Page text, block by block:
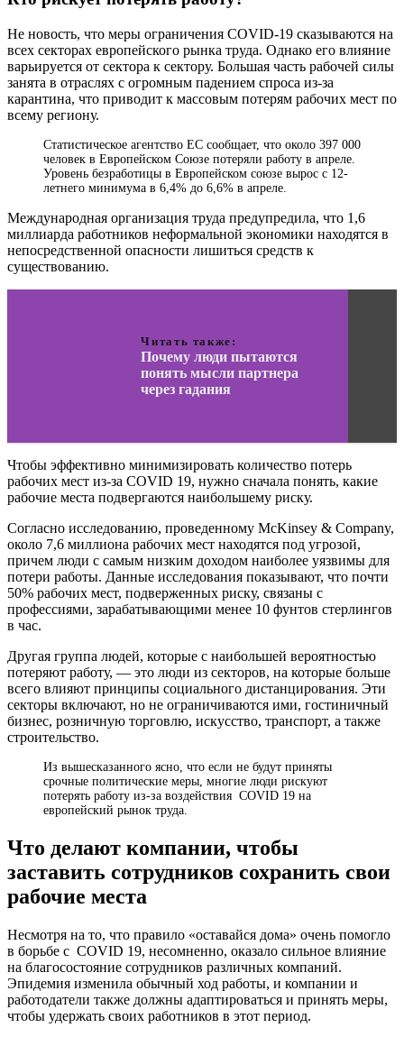
Не новость, что меры ограничения COVID-19 сказываются на
всех секторах европейского рынка труда. Однако его влияние
варьируется от сектора к сектору. Большая часть рабочей силы
занята в отраслях с огромным падением спроса из-за
карантина, что приводит к массовым потерям рабочих мест по
всему региону.
Статистическое агентство ЕС сообщает, что около 397 000
человек в Европейском Союзе потеряли работу в апреле.
Уровень безработицы в Европейском союзе вырос с 12-
летнего минимума в 6,4% до 6,6% в апреле.
Международная организация труда предупредила, что 1,6
миллиарда работников неформальной экономики находятся в
непосредственной опасности лишиться средств к
существованию.
Читать также:
Почему люди пытаются
понять мысли партнера
через гадания
Чтобы эффективно минимизировать количество потерь
рабочих мест из-за COVID 19, нужно сначала понять, какие
рабочие места подвергаются наибольшему риску.
Согласно исследованию, проведенному McKinsey & Company,
около 7,6 миллиона рабочих мест находятся под угрозой,
причем люди с самым низким доходом наиболее уязвимы для
потери работы. Данные исследования показывают, что почти
50% рабочих мест, подверженных риску, связаны с
профессиями, зарабатывающими менее 10 фунтов стерлингов
в час.
Другая группа людей, которые с наибольшей вероятностью
потеряют работу, — это люди из секторов, на которые больше
всего влияют принципы социального дистанцирования. Эти
секторы включают, но не ограничиваются ими, гостиничный
бизнес, розничную торговлю, искусство, транспорт, а также
строительство.
Из вышесказанного ясно, что если не будут приняты
срочные политические меры, многие люди рискуют
потерять работу из-за воздействия COVID 19 на
европейский рынок труда.
Что делают компании, чтобы
заставить сотрудников сохранить свои
рабочие места
Несмотря на то, что правило «оставайся дома» очень помогло
в борьбе с COVID 19, несомненно, оказало сильное влияние
на благосостояние сотрудников различных компаний.
Эпидемия изменила обычный ход работы, и компании и
работодатели также должны адаптироваться и принять меры,
чтобы удержать своих работников в этот период.